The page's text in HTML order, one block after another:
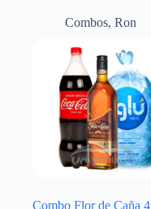
Combos, Ron
Combo Flor de Caña 4